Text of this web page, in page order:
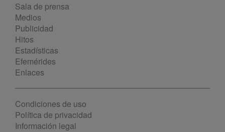
Sala de prensa
Medios
Publicidad
Hitos
Estadísticas
Efemérides
Enlaces
Condiciones de uso
Política de privacidad
Información legal